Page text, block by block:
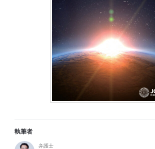
執筆者
弁護士